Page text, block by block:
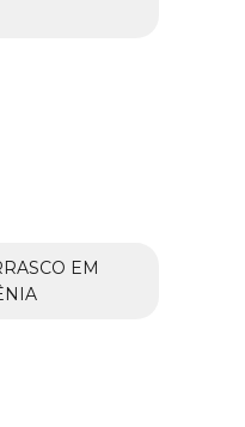
EM